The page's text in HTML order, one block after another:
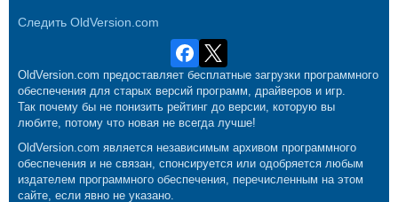
Следить OldVersion.com
OldVersion.com предоставляет бесплатные загрузки программного
обеспечения для старых версий программ, драйверов и игр.
Так почему бы не понизить рейтинг до версии, которую вы
любите, потому что новая не всегда лучше!
OldVersion.com является независимым архивом программного
обеспечения и не связан, спонсируется или одобряется любым
издателем программного обеспечения, перечисленным на этом
сайте, если явно не указано.